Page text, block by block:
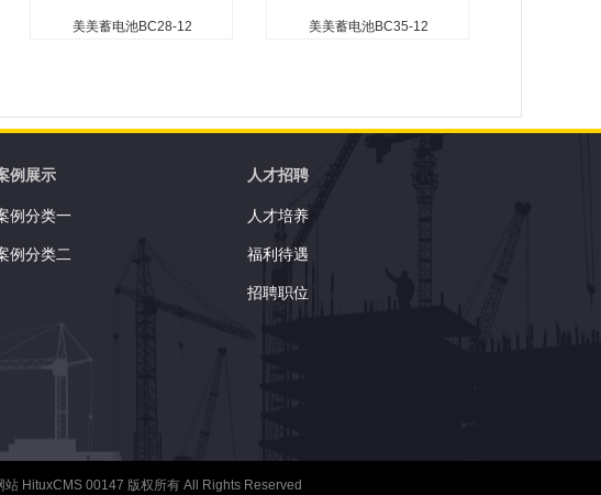
美美蓄电池BC28-12
向使用（倒置使用除外） 安装
了防爆器以确保安全 便于安装
术用于高效的气体复合...
美美蓄电池BC35-12
向使用（倒置使用除外） 安装
了防爆器以确保安全 便于安装
术用于高效的气体复合...
例展示
例分类一
例分类二
人才招聘
人才培养
福利待遇
招聘职位
HituxCMS 00147 版权所有 All Rights Reserved